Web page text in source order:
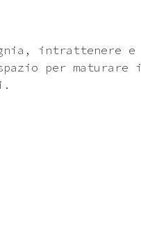
intrattenere e
per maturare i